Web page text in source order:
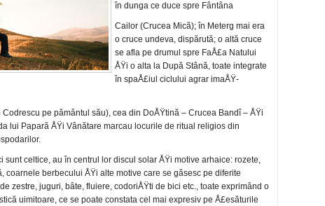
în dunga ce duce spre Fântâna
Cailor (Crucea Mică); în Meterg mai era
o cruce undeva, dispărută; o altă cruce
se afla pe drumul spre FaÅ£a Natului
ÅŸi o alta la După Stână, toate in­tegrate
în spaÅ£iul ciclului agrar imaÅŸ-
pe pământul său), cea din DoÅŸtină – Crucea Bandî – ÅŸi
lui Papară ÅŸi Vânătare marcau locurile de ritual religios din
sunt celtice, au în centrul lor discul solar ÅŸi motive ar­haice: rozete,
coarnele berbecului ÅŸi alte motive care se gă­sesc pe diferite
zestre, juguri, bâte, fluiere, codoriÅŸti de bici etc., toate exprimând o
uimitoare, ce se poate con­stata cel mai expresiv pe Å£esăturile